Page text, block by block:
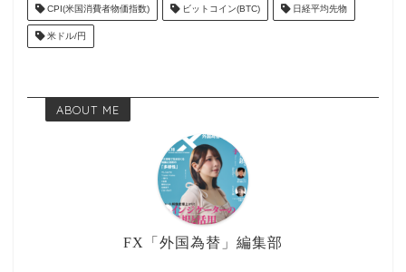
CPI(米国消費者物価指数) ビットコイン(BTC) 日経平均先物
米ドル/円
ABOUT ME
FX「外国為替」編集部